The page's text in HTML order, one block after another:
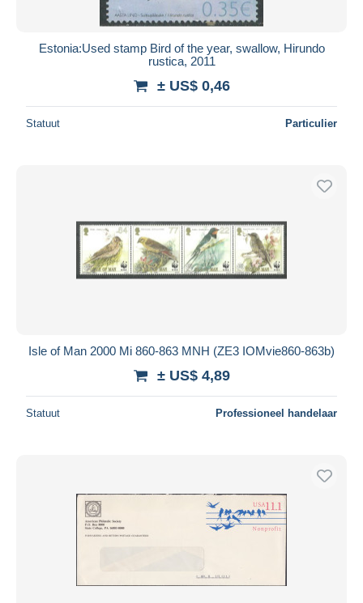
Bancontact
Woonplaats van de verkoper
Toepassen
Estonia:Used stamp Bird of the year, swallow, Hirundo
rustica, 2011
± US$ 0,46
Statuut Particulier
Isle of Man 2000 Mi 860-863 MNH (ZE3 IOMvie860-863b)
± US$ 4,89
Statuut Professioneel handelaar